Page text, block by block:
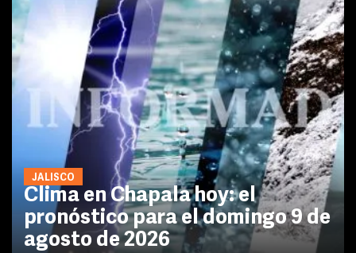
JALISCO
Clima en Chapala hoy: el
pronóstico para el domingo 9 de
agosto de 2026